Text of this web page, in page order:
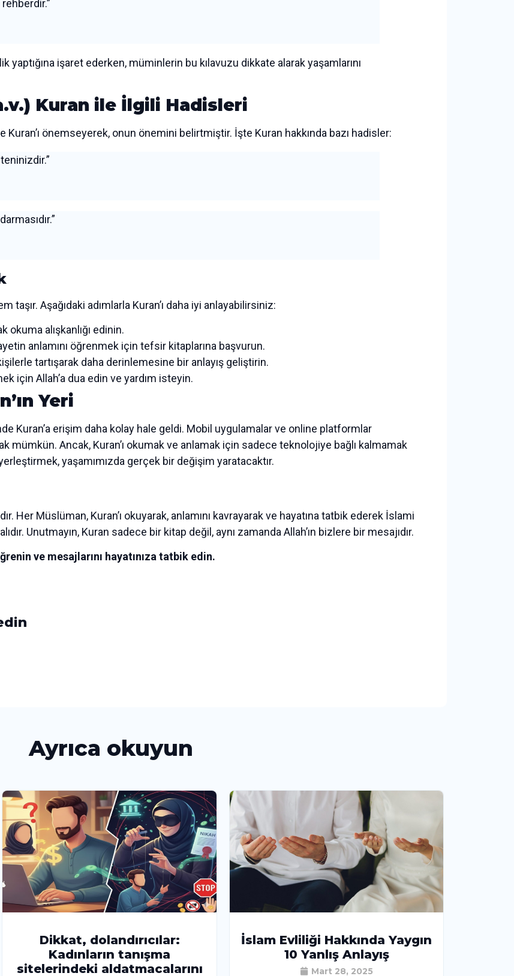
yaptığına işaret ederken, müminlerin bu kılavuzu dikkate alarak yaşamlarını
Kuran ile İlgili Hadisleri
önemseyerek, onun önemini belirtmiştir. İşte Kuran hakkında bazı hadisler:
Aşağıdaki adımlarla Kuran’ı daha iyi anlayabilirsiniz:
okuma alışkanlığı edinin.
anlamını öğrenmek için tefsir kitaplarına başvurun.
tartışarak daha derinlemesine bir anlayış geliştirin.
için Allah’a dua edin ve yardım isteyin.
Yeri
Kuran’a erişim daha kolay hale geldi. Mobil uygulamalar ve online platformlar
mümkün. Ancak, Kuran’ı okumak ve anlamak için sadece teknolojiye bağlı kalmamak
yaşamımızda gerçek bir değişim yaratacaktır.
Her Müslüman, Kuran’ı okuyarak, anlamını kavrayarak ve hayatına tatbik ederek İslami
Unutmayın, Kuran sadece bir kitap değil, aynı zamanda Allah’ın bizlere bir mesajıdır.
ve mesajlarını hayatınıza tatbik edin.
Ayrıca okuyun
Dikkat, dolandırıcılar:
Kadınların tanışma
sitelerindeki aldatmacalarını
İslam Evliliği Hakkında Yaygın
10 Yanlış Anlayış
Mart 28, 2025